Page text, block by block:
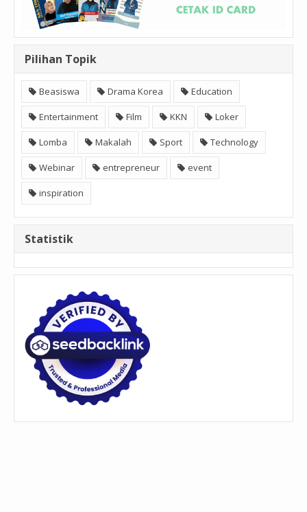
Pilihan Topik
Beasiswa Drama Korea Education
Entertainment Film KKN Loker
Lomba Makalah Sport Technology
Webinar entrepreneur event
inspiration
Statistik